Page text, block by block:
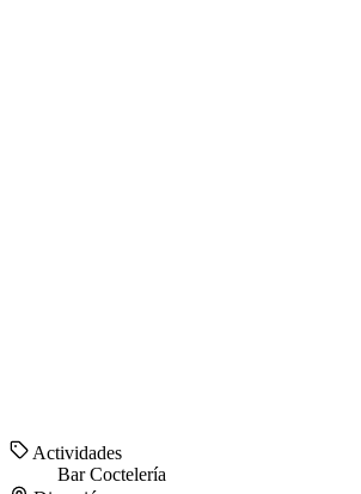
Actividades
BarCoctelería